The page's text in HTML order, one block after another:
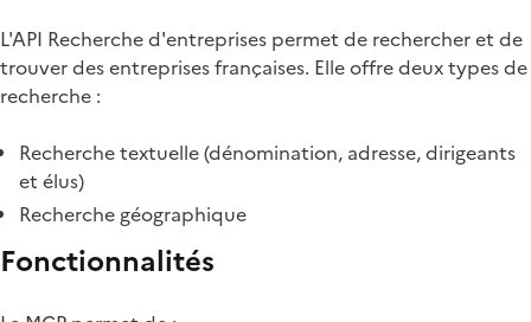
L'API Recherche d'entreprises permet de rechercher et de
trouver des entreprises françaises. Elle offre deux types de
recherche :
Recherche textuelle (dénomination, adresse, dirigeants
et élus)
Recherche géographique
Fonctionnalités